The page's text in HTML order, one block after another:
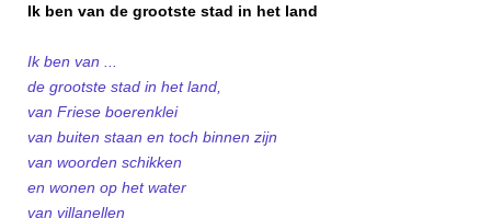
Ik ben van de grootste stad in het land
Ik ben van ...
de grootste stad in het land,
van Friese boerenklei
van buiten staan en toch binnen zijn
van woorden schikken
en wonen op het water
van villanellen